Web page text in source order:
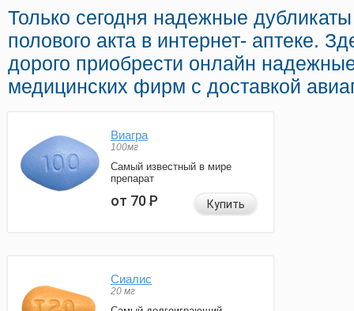
Только сегодня надежные
полового акта в интернет- аптеке.
дорого приобрести онлайн
медицинских фирм с доставкой
Виагра
100мг
Самый известный в мире
препарат
от 70Р Купить
Сиалис
20 мг